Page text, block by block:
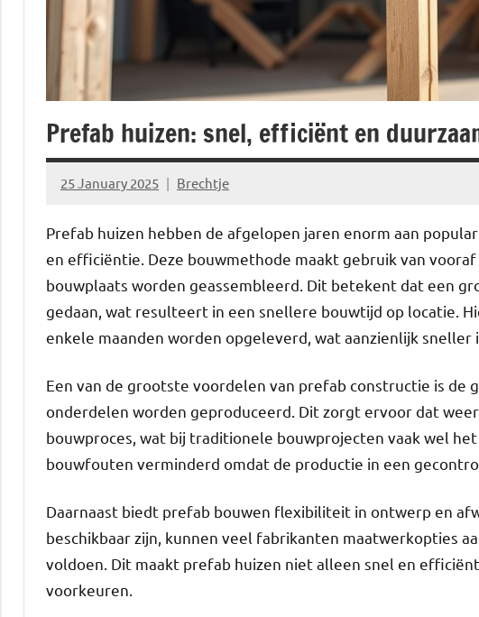
Prefab huizen: snel, efficiënt en
25 January 2025 Brechtje
Prefab huizen hebben de afgelopen jaren enorm aan
en efficiëntie. Deze bouwmethode maakt gebruik van
bouwplaats worden geassembleerd. Dit betekent dat een
gedaan, wat resulteert in een snellere bouwtijd op locatie.
enkele maanden worden opgeleverd, wat aanzienlijk
Een van de grootste voordelen van prefab constructie is de
onderdelen worden geproduceerd. Dit zorgt ervoor dat
bouwproces, wat bij traditionele bouwprojecten vaak wel
bouwfouten verminderd omdat de productie in een
Daarnaast biedt prefab bouwen flexibiliteit in ontwerp en
beschikbaar zijn, kunnen veel fabrikanten maatwerkopties
voldoen. Dit maakt prefab huizen niet alleen snel en
voorkeuren.